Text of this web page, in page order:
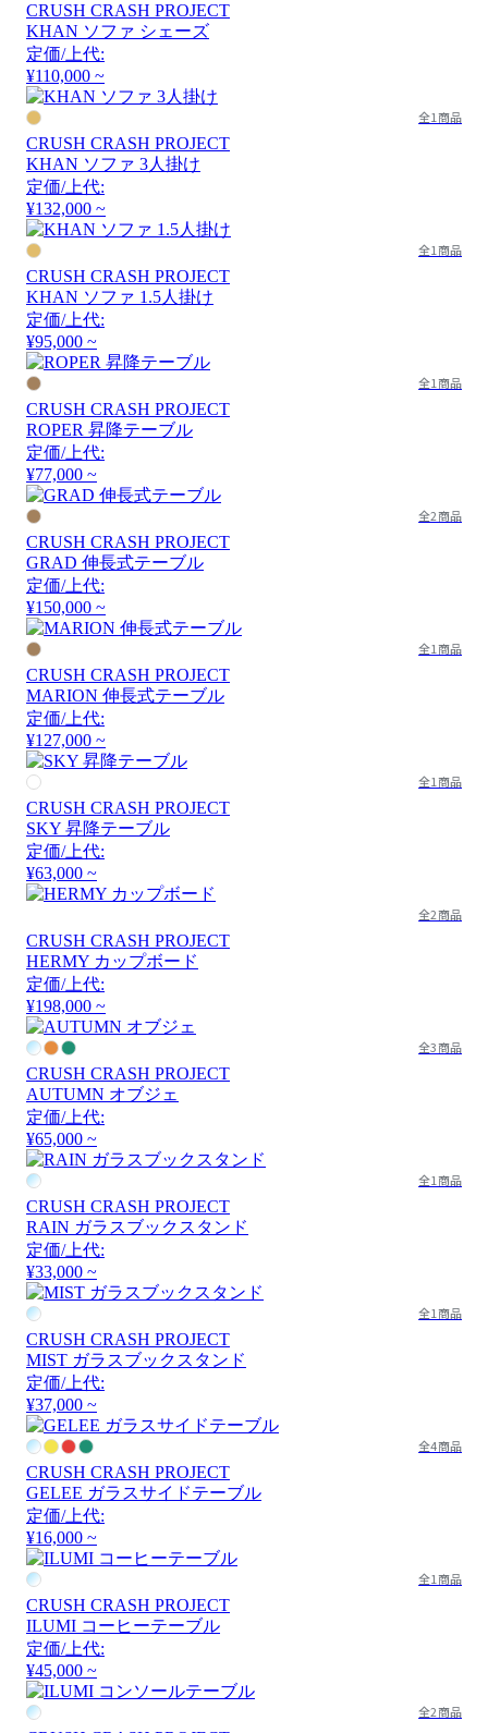
CRUSH CRASH PROJECT
KHAN ソファ シェーズ
定価/上代:
¥110,000 ~
全1商品
CRUSH CRASH PROJECT
KHAN ソファ 3人掛け
定価/上代:
¥132,000 ~
全1商品
CRUSH CRASH PROJECT
KHAN ソファ 1.5人掛け
定価/上代:
¥95,000 ~
全1商品
CRUSH CRASH PROJECT
ROPER 昇降テーブル
定価/上代:
¥77,000 ~
全2商品
CRUSH CRASH PROJECT
GRAD 伸長式テーブル
定価/上代:
¥150,000 ~
全1商品
CRUSH CRASH PROJECT
MARION 伸長式テーブル
定価/上代:
¥127,000 ~
全1商品
CRUSH CRASH PROJECT
SKY 昇降テーブル
定価/上代:
¥63,000 ~
全2商品
CRUSH CRASH PROJECT
HERMY カップボード
定価/上代:
¥198,000 ~
全3商品
CRUSH CRASH PROJECT
AUTUMN オブジェ
定価/上代:
¥65,000 ~
全1商品
CRUSH CRASH PROJECT
RAIN ガラスブックスタンド
定価/上代:
¥33,000 ~
全1商品
CRUSH CRASH PROJECT
MIST ガラスブックスタンド
定価/上代:
¥37,000 ~
全4商品
CRUSH CRASH PROJECT
GELEE ガラスサイドテーブル
定価/上代:
¥16,000 ~
全1商品
CRUSH CRASH PROJECT
ILUMI コーヒーテーブル
定価/上代:
¥45,000 ~
全2商品